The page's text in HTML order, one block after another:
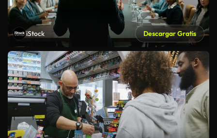
iStock Descargar Gratis